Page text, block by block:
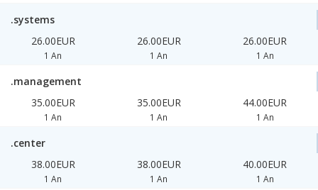
.systems
26.00EUR
1 An
26.00EUR
1 An
26.00EUR
1 An
.management
35.00EUR
1 An
35.00EUR
1 An
44.00EUR
1 An
.center
38.00EUR
1 An
38.00EUR
1 An
40.00EUR
1 An